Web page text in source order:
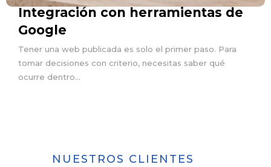
Integración con herramientas de
Google
Tener una web publicada es solo el primer paso. Para
tomar decisiones con criterio, necesitas saber qué
ocurre dentro...
NUESTROS CLIENTES